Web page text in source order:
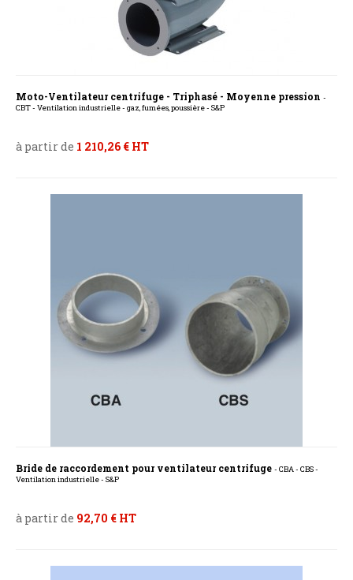
Moto-Ventilateur centrifuge - Triphasé - Moyenne pression -
CBT - Ventilation industrielle - gaz, fumées, poussière - S&P
à partir de 1 210,26 € HT
Bride de raccordement pour ventilateur centrifuge - CBA - CBS -
Ventilation industrielle - S&P
à partir de 92,70 € HT